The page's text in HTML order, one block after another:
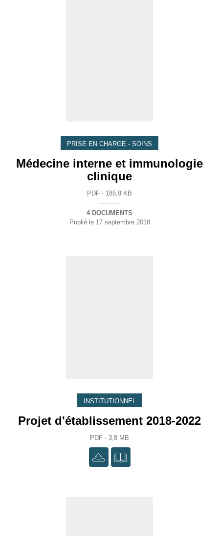
PRISE EN CHARGE - SOINS
Médecine interne et immunologie
clinique
PDF - 185,9 KB
4 DOCUMENTS
Publié le17 septembre 2018
INSTITUTIONNEL
Projet d'établissement 2018-2022
PDF - 3,8 MB